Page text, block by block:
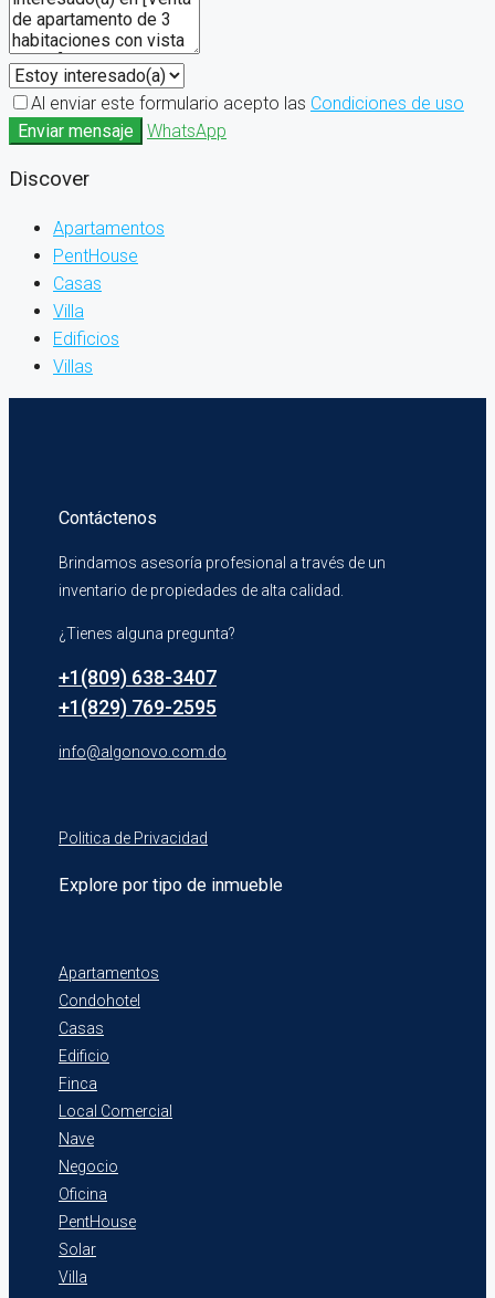
Al enviar este formulario acepto las Condiciones de uso
Enviar mensaje
WhatsApp
Discover
Apartamentos
PentHouse
Casas
Villa
Edificios
Villas
Contáctenos
Brindamos asesoría profesional a través de un
inventario de propiedades de alta calidad.
¿Tienes alguna pregunta?
+1(809) 638-3407
+1(829) 769-2595
info@algonovo.com.do
Politica de Privacidad
Explore por tipo de inmueble
Apartamentos
Condohotel
Casas
Edificio
Finca
Local Comercial
Nave
Negocio
Oficina
PentHouse
Solar
Villa